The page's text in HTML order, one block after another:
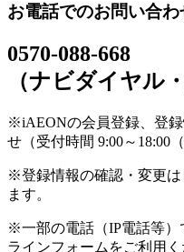
お電話でのお問い合わ
0570-088-668
（ナビダイヤル
※iAEONの会員登録、登
せ（受付時間 9:00～18:00
※登録情報の確認・変更は
ます。
※一部の電話（IP電話等）
ラインフォームをご利用く